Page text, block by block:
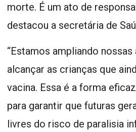
morte. É um ato de
destacou a secretária de
“Estamos ampliando
alcançar as crianças que
vacina. Essa é a forma
para garantir que futuras
livres do risco de paralisia